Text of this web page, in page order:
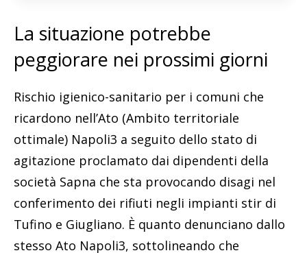
La situazione potrebbe
peggiorare nei prossimi giorni
Rischio igienico-sanitario per i comuni che
ricardono nell’Ato (Ambito territoriale
ottimale) Napoli3 a seguito dello stato di
agitazione proclamato dai dipendenti della
società Sapna che sta provocando disagi nel
conferimento dei rifiuti negli impianti stir di
Tufino e Giugliano. È quanto denunciano dallo
stesso Ato Napoli3, sottolineando che